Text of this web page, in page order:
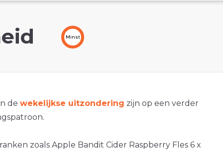
Minst
de wekelijkse uitzondering zijn op een verder
zoals Apple Bandit Cider Raspberry Fles 6 x